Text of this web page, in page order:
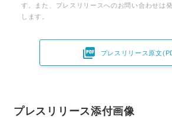
す。また、プレスリリースへのお問い合わせは
します。
 プレスリリース原文
プレスリリース添付画像